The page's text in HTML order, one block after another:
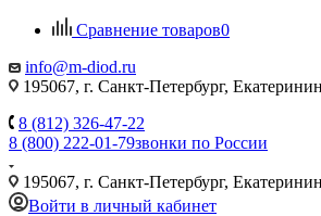
Сравнение товаров0
info@m-diod.ru
195067, г. Санкт-Петербург,
8 (812) 326-47-22
8 (800) 222-01-79звонки по России
195067, г. Санкт-Петербург,
Войти в личный кабинет